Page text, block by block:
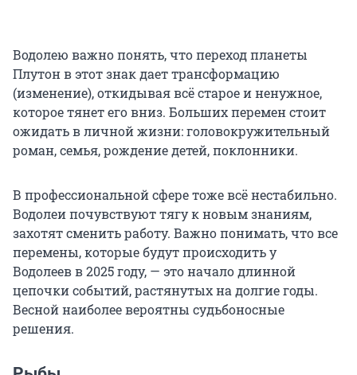
Водолею важно понять, что переход планеты
Плутон в этот знак дает трансформацию
(изменение), откидывая всё старое и ненужное,
которое тянет его вниз. Больших перемен стоит
ожидать в личной жизни: головокружительный
роман, семья, рождение детей, поклонники.
В профессиональной сфере тоже всё нестабильно.
Водолеи почувствуют тягу к новым знаниям,
захотят сменить работу. Важно понимать, что все
перемены, которые будут происходить у
Водолеев в 2025 году, — это начало длинной
цепочки событий, растянутых на долгие годы.
Весной наиболее вероятны судьбоносные
решения.